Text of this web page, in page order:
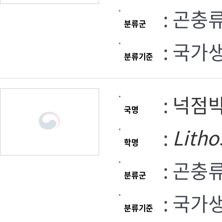
분류군 : 곤충
분류기준 : 국가
국명 : 넉점
학명 :
분류군 : 곤충
분류기준 : 국가